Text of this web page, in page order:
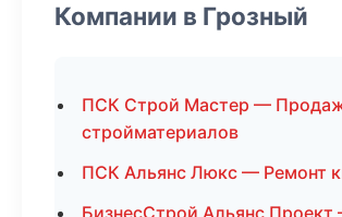
Компании в Грозный
ПСК Строй Мастер —
стройматериалов
ПСК Альянс Люкс — Ремонт
БизнесСтрой Альянс